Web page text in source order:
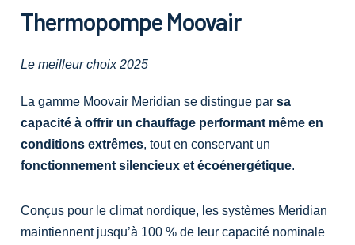
Thermopompe Moovair
Le meilleur choix 2025
La gamme Moovair Meridian se distingue par sa
capacité à offrir un chauffage performant même en
conditions extrêmes, tout en conservant un
fonctionnement silencieux et écoénergétique.
Conçus pour le climat nordique, les systèmes Meridian
maintiennent jusqu’à 100 % de leur capacité nominale